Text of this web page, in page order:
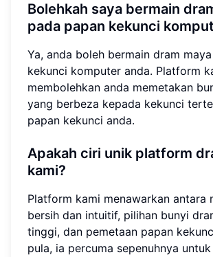
Bolehkah saya bermain
pada papan kekunci
Ya, anda boleh bermain dram
kekunci komputer anda. Platform
membolehkan anda memetakan
yang berbeza kepada kekunci
papan kekunci anda.
Apakah ciri unik platform
kami?
Platform kami menawarkan antara
bersih dan intuitif, pilihan bunyi
tinggi, dan pemetaan papan
pula, ia percuma sepenuhnya